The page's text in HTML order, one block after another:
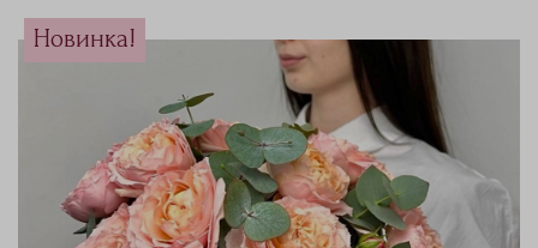
Новинка!